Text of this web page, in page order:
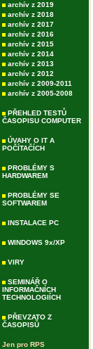
archív z 2019
archív z 2018
archív z 2017
archív z 2016
archív z 2015
archív z 2014
archív z 2013
archív z 2012
archív z 2009-2011
archív z 2005-2008
PŘEHLED TESTŮ
ČASOPISU COMPUTER
ÚVAHY O IT A
POČÍTAČÍCH
PROBLÉMY S
HARDWAREM
PROBLÉMY SE
SOFTWAREM
INSTALACE PC
WINDOWS 9x/XP
VIRY
SEMINÁŘ O
INFORMAČNÍCH
TECHNOLOGIÍCH
PŘEVZATO Z
ČASOPISŮ
Jen pro RPS